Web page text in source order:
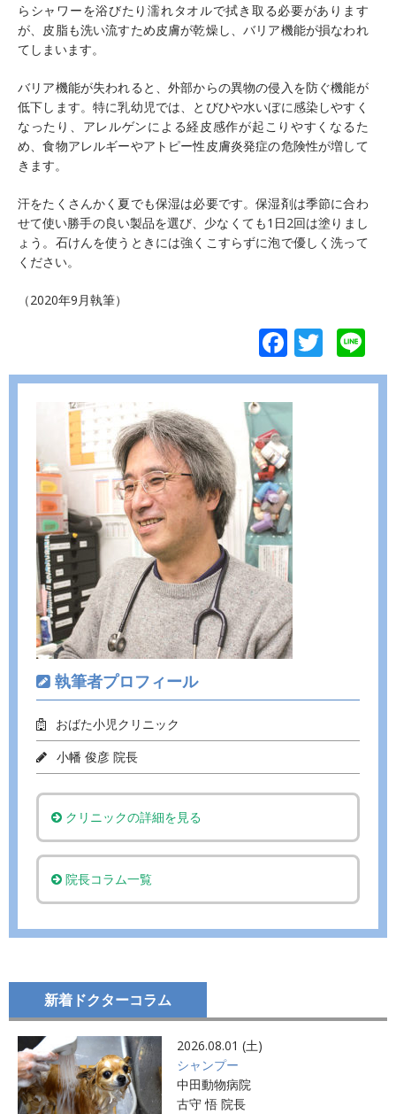
らシャワーを浴びたり濡れタオルで拭き取る必要があります
が、皮脂も洗い流すため皮膚が乾燥し、バリア機能が損なわれ
てしまいます。
バリア機能が失われると、外部からの異物の侵入を防ぐ機能が
低下します。特に乳幼児では、とびひや水いぼに感染しやすく
なったり、アレルゲンによる経皮感作が起こりやすくなるた
め、食物アレルギーやアトピー性皮膚炎発症の危険性が増して
きます。
汗をたくさんかく夏でも保湿は必要です。保湿剤は季節に合わ
せて使い勝手の良い製品を選び、少なくても1日2回は塗りまし
ょう。石けんを使うときには強くこすらずに泡で優しく洗って
ください。
（2020年9月執筆）
F
ac
T
w n
執筆者プロフィール
おばた小児クリニック
小幡 俊彦 院長
クリニックの詳細を見る
院長コラム一覧
新着ドクターコラム
2026.08.01 (土)
シャンプー
中田動物病院
古守 悟 院長